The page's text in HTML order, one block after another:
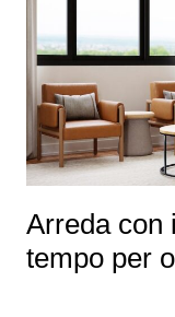
Arreda con
tempo per